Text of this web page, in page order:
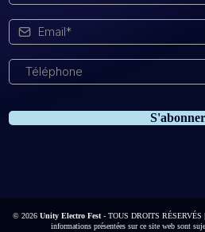
S'abonner
© 2026 Unity Electro Fest - TOUS DROITS RÉSERVÉS
informations présentées sur ce site web sont